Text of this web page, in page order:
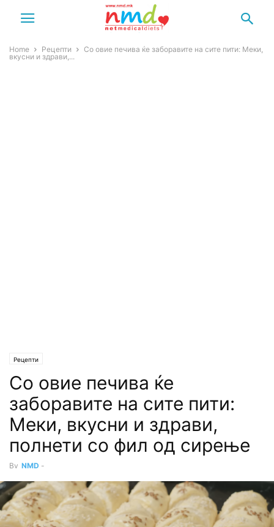
Home Рецепти
Со овие печива ќе заборавите на сите пити: Меки,
вкусни и здрави,...
Рецепти
Со овие печива ќе
заборавите на сите пити:
Меки, вкусни и здрави,
полнети со фил од сирење
By NMD -